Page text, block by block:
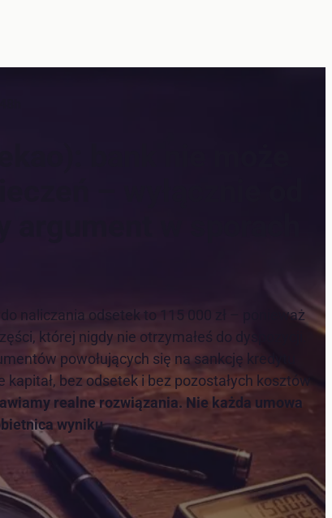
naliczania odsetek to 115 000 zł – ponieważ
której nigdy nie otrzymałeś do dyspozycji.
powołujących się na sankcję kredytu
bez odsetek i bez pozostałych kosztów
realne rozwiązania. Nie każda umowa
wyniku.